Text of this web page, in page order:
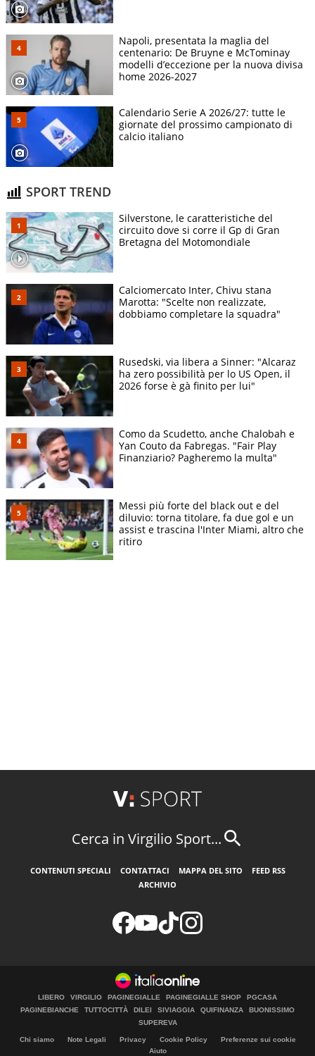
Napoli, presentata la maglia del
centenario: De Bruyne e McTominay
modelli d’eccezione per la nuova divisa
home 2026-2027
Calendario Serie A 2026/27: tutte le
giornate del prossimo campionato di
calcio italiano
SPORT TREND
Silverstone, le caratteristiche del
circuito dove si corre il Gp di Gran
Bretagna del Motomondiale
Calciomercato Inter, Chivu stana
Marotta: "Scelte non realizzate,
dobbiamo completare la squadra"
Rusedski, via libera a Sinner: "Alcaraz
ha zero possibilità per lo US Open, il
2026 forse è gà finito per lui"
Como da Scudetto, anche Chalobah e
Yan Couto da Fabregas. "Fair Play
Finanziario? Pagheremo la multa"
Messi più forte del black out e del
diluvio: torna titolare, fa due gol e un
assist e trascina l'Inter Miami, altro che
ritiro
Cerca in Virgilio Sport...
CONTENUTI SPECIALI CONTATTACI MAPPA DEL SITO
FEED RSS
ARCHIVIO
LIBERO VIRGILIO PAGINEGIALLE PAGINEGIALLE SHOP
PGCASA
PAGINEBIANCHE
TUTTOCITTÀ DILEI SIVIAGGIA QUIFINANZA
BUONISSIMO
SUPEREVA
Chi siamo Note Legali Privacy Cookie Policy
Preferenze sui cookie
Aiuto